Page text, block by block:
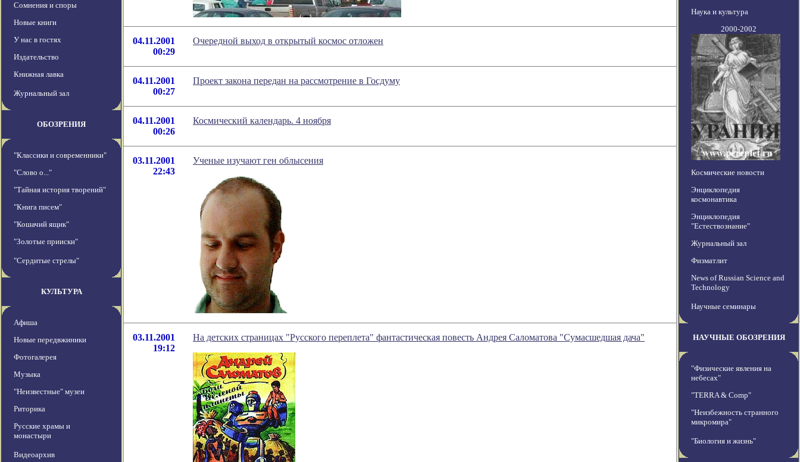
Сомнения и споры
Новые книги
У нас в гостях
Издательство
Книжная лавка
Журнальный зал
ОБОЗРЕНИЯ
"Классики и современники"
"Слово о..."
"Тайная история творений"
"Книга писем"
"Кошачий ящик"
"Золотые прииски"
"Сердитые стрелы"
КУЛЬТУРА
Афиша
Новые передвжиники
Фотогалерея
Музыка
"Неизвестные" музеи
Риторика
Русские храмы и
монастыри
Видеоархив
04.11.2001
00:29
Очередной выход в открытый космос отложен
04.11.2001
00:27
Проект закона передан на рассмотрение в Госдуму
04.11.2001
00:26
Космический календарь. 4 ноября
03.11.2001
22:43
Ученые изучают ген облысения
03.11.2001
19:12
На детских страницах "Русского переплета" фантастическая повесть Андрея Саломатова "Сумасшедшая дача"
Наука и культура
2000-2002
Космические новости
Энциклопедия
космонавтика
Энциклопедия
"Естествознание"
Журнальный зал
Физматлит
News of Russian Science and
Technology
Научные семинары
НАУЧНЫЕ ОБОЗРЕНИЯ
"Физические явления на
небесах"
"TERRA & Comp"
"Неизбежность странного
микромира"
"Биология и жизнь"